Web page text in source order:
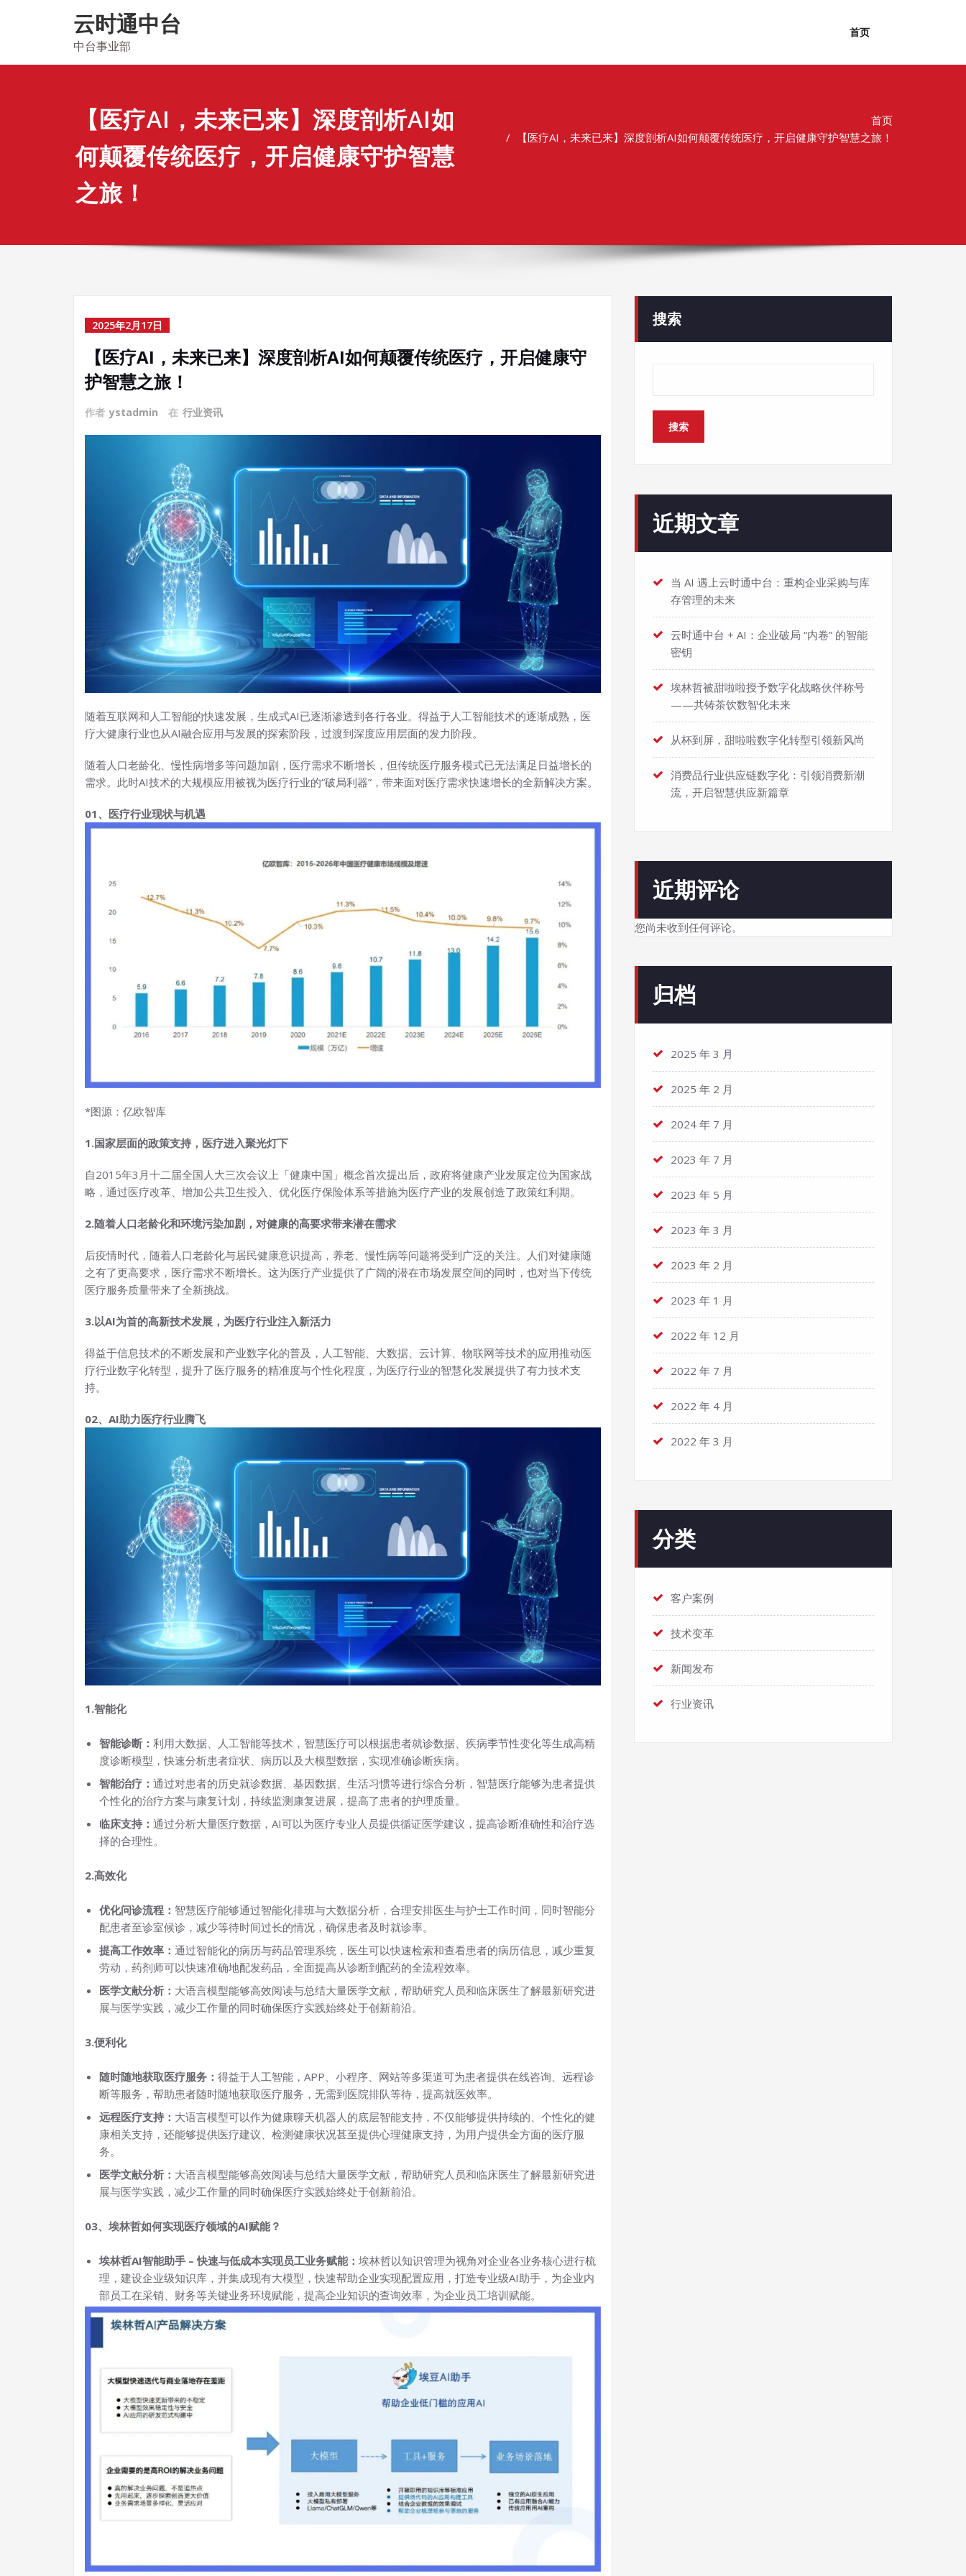
云时通中台
中台事业部
首页
​【医疗AI，未来已来】深度剖析AI如
何颠覆传统医疗，开启健康守护智慧
之旅！
首页
​【医疗AI，未来已来】深度剖析AI如何颠覆传统医疗，开启健康守护智慧之旅！
2025年2月17日
​【医疗AI，未来已来】深度剖析AI如何颠覆传统医疗，开启健康守
护智慧之旅！
作者 ystadmin 在 行业资讯
随着互联网和人工智能的快速发展，生成式AI已逐渐渗透到各行各业。得益于人工智能技术的逐渐成熟，医
疗大健康行业也从AI融合应用与发展的探索阶段，过渡到深度应用层面的发力阶段。
随着人口老龄化、慢性病增多等问题加剧，医疗需求不断增长，但传统医疗服务模式已无法满足日益增长的
需求。此时AI技术的大规模应用被视为医疗行业的“破局利器”，带来面对医疗需求快速增长的全新解决方案。
01、医疗行业现状与机遇
*图源：亿欧智库
1.国家层面的政策支持，医疗进入聚光灯下
自2015年3月十二届全国人大三次会议上「健康中国」概念首次提出后，政府将健康产业发展定位为国家战
略，通过医疗改革、增加公共卫生投入、优化医疗保险体系等措施为医疗产业的发展创造了政策红利期。
2.随着人口老龄化和环境污染加剧，对健康的高要求带来潜在需求
后疫情时代，随着人口老龄化与居民健康意识提高，养老、慢性病等问题将受到广泛的关注。人们对健康随
之有了更高要求，医疗需求不断增长。这为医疗产业提供了广阔的潜在市场发展空间的同时，也对当下传统
医疗服务质量带来了全新挑战。
3.以AI为首的高新技术发展，为医疗行业注入新活力
得益于信息技术的不断发展和产业数字化的普及，人工智能、大数据、云计算、物联网等技术的应用推动医
疗行业数字化转型，提升了医疗服务的精准度与个性化程度，为医疗行业的智慧化发展提供了有力技术支
持。
02、AI助力医疗行业腾飞
1.智能化
智能诊断： 利用大数据、人工智能等技术，智慧医疗可以根据患者就诊数据、疾病季节性变化等生成高精
度诊断模型，快速分析患者症状、病历以及大模型数据，实现准确诊断疾病。
智能治疗： 通过对患者的历史就诊数据、基因数据、生活习惯等进行综合分析，智慧医疗能够为患者提供
个性化的治疗方案与康复计划，持续监测康复进展，提高了患者的护理质量。
临床支持： 通过分析大量医疗数据，AI可以为医疗专业人员提供循证医学建议，提高诊断准确性和治疗选
择的合理性。
2.高效化
优化问诊流程： 智慧医疗能够通过智能化排班与大数据分析，合理安排医生与护士工作时间，同时智能分
配患者至诊室候诊，减少等待时间过长的情况，确保患者及时就诊率。
提高工作效率： 通过智能化的病历与药品管理系统，医生可以快速检索和查看患者的病历信息，减少重复
劳动，药剂师可以快速准确地配发药品，全面提高从诊断到配药的全流程效率。
医学文献分析： 大语言模型能够高效阅读与总结大量医学文献，帮助研究人员和临床医生了解最新研究进
展与医学实践，减少工作量的同时确保医疗实践始终处于创新前沿。
3.便利化
随时随地获取医疗服务： 得益于人工智能，APP、小程序、网站等多渠道可为患者提供在线咨询、远程诊
断等服务，帮助患者随时随地获取医疗服务，无需到医院排队等待，提高就医效率。
远程医疗支持： 大语言模型可以作为健康聊天机器人的底层智能支持，不仅能够提供持续的、个性化的健
康相关支持，还能够提供医疗建议、检测健康状况甚至提供心理健康支持，为用户提供全方面的医疗服
务。
医学文献分析： 大语言模型能够高效阅读与总结大量医学文献，帮助研究人员和临床医生了解最新研究进
展与医学实践，减少工作量的同时确保医疗实践始终处于创新前沿。
03、埃林哲如何实现医疗领域的AI赋能？
埃林哲AI智能助手 – 快速与低成本实现员工业务赋能： 埃林哲以知识管理为视角对企业各业务核心进行梳
理，建设企业级知识库，并集成现有大模型，快速帮助企业实现配置应用，打造专业级AI助手，为企业内
部员工在采销、财务等关键业务环境赋能，提高企业知识的查询效率，为企业员工培训赋能。
搜索
搜索
近期文章
当 AI 遇上云时通中台：重构企业采购与库
存管理的未来
云时通中台 + AI：企业破局 “内卷” 的智能
密钥
埃林哲被甜啦啦授予数字化战略伙伴称号
——共铸茶饮数智化未来
从杯到屏，甜啦啦数字化转型引领新风尚
消费品行业供应链数字化：引领消费新潮
流，开启智慧供应新篇章
近期评论
您尚未收到任何评论。
归档
2025 年 3 月
2025 年 2 月
2024 年 7 月
2023 年 7 月
2023 年 5 月
2023 年 3 月
2023 年 2 月
2023 年 1 月
2022 年 12 月
2022 年 7 月
2022 年 4 月
2022 年 3 月
分类
客户案例
技术变革
新闻发布
行业资讯